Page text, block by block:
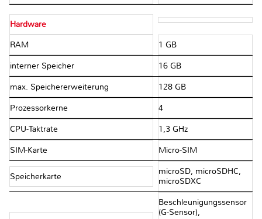
Hardware
RAM 1 GB
interner Speicher 16 GB
max. Speichererweiterung 128 GB
Prozessorkerne 4
CPU-Taktrate 1,3 GHz
SIM-Karte Micro-SIM
Speicherkarte
microSD, microSDHC,
microSDXC
Beschleunigungssensor
(G-Sensor),